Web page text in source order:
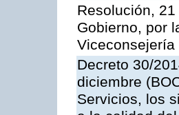
Resolución,
Gobierno, por
Viceconsejería
Decreto 30/
diciembre
Servicios, los